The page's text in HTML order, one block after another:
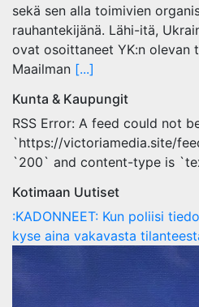
sekä sen alla toimivien
rauhantekijänä. Lähi-itä,
ovat osoittaneet YK:n olevan
Maailman [...]
Kunta & Kaupungit
RSS Error: A feed could not
`https://victoriamedia.site/
`200` and content-type is
Kotimaan Uutiset
:KADONNEET: Kun poliisi
kyse aina vakavasta